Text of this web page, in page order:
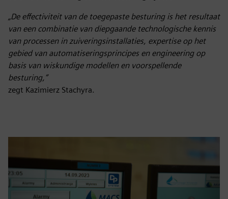
„De effectiviteit van de toegepaste besturing is het resultaat
van een combinatie van diepgaande technologische kennis
van processen in zuiveringsinstallaties, expertise op het
gebied van automatiseringsprincipes en engineering op
basis van wiskundige modellen en voorspellende
besturing,”
zegt Kazimierz Stachyra.